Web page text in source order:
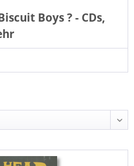
Boys? - CDs,